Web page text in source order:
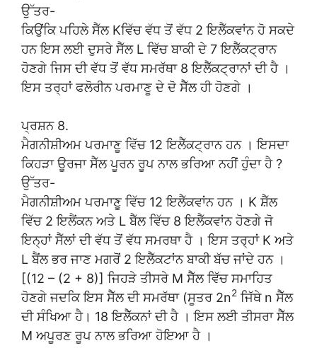
ਉੱਤਰ-
ਕਿਉਂਕਿ ਪਹਿਲੇ ਸੈੱਲ Kਵਿੱਚ ਵੱਧ ਤੋਂ ਵੱਧ 2 ਇਲੈੱਕਵਾਂਨ ਹੋ ਸਕਦੇ
ਹਨ ਇਸ ਲਈ ਦੁਸਰੇ ਸੈੱਲ L ਵਿੱਚ ਬਾਕੀ ਦੇ 7 ਇਲੈੱਕਟ੍ਰਾਨ
ਹੋਣਗੇ ਜਿਸ ਦੀ ਵੱਧ ਤੋਂ ਵੱਧ ਸਮਰੱਥਾ 8 ਇਲੈੱਕਟ੍ਰਾਨਾਂ ਦੀ ਹੈ ।
ਇਸ ਤਰ੍ਹਾਂ ਫਲੋਰੀਨ ਪਰਮਾਣੂ ਦੇ ਦੋ ਸੈੱਲ ਹੀ ਹੋਣਗੇ ।
ਪ੍ਰਸ਼ਨ 8.
ਮੈਗਨੀਸ਼ੀਅਮ ਪਰਮਾਣੂ ਵਿੱਚ 12 ਇਲੈੱਕਟ੍ਰਾਨ ਹਨ । ਇਸਦਾ
ਕਿਹੜਾ ਊਰਜਾ ਸੈੱਲ ਪੂਰਨ ਰੂਪ ਨਾਲ ਭਰਿਆ ਨਹੀਂ ਹੁੰਦਾ ਹੈ ?
ਉੱਤਰ-
ਮੈਗਨੀਸ਼ੀਅਮ ਪਰਮਾਣੂ ਵਿੱਚ 12 ਇਲੈੱਕਵਾਂਨ ਹਨ । K ਸ਼ੈੱਲ
ਵਿੱਚ 2 ਇਲੈਂਕਨ ਅਤੇ L ਬੈੱਲ ਵਿੱਚ 8 ਇਲੈੱਕਵਾਂਨ ਹੋਣਗੇ ਜੋ
ਇਨ੍ਹਾਂ ਸੈੱਲਾਂ ਦੀ ਵੱਧ ਤੋਂ ਵੱਧ ਸਮਰਥਾ ਹੈ । ਇਸ ਤਰ੍ਹਾਂ K ਅਤੇ
L ਬੈਂਲ ਭਰ ਜਾਣ ਮਗਰੋਂ 2 ਇਲੈੱਕਟਾਂਨ ਬਾਕੀ ਬੱਚ ਜਾਂਦੇ ਹਨ ।
[(12 – (2 + 8)] ਜਿਹੜੇ ਤੀਸਰੇ M ਸੈੱਲ ਵਿੱਚ ਸਮਾਹਿਤ
ਹੋਣਗੇ ਜਦਕਿ ਇਸ ਸੈੱਲ ਦੀ ਸਮਰੱਥਾ (ਸੂਤਰ 2n2 ਜਿੱਥੇ n ਸੈੱਲ
ਦੀ ਸੰਖਿਆ ਹੈ। 18 ਇਲੈੱਕਨਾਂ ਦੀ ਹੈ । ਇਸ ਲਈ ਤੀਸਰਾ ਸੈੱਲ
M ਅਪੂਰਣ ਰੂਪ ਨਾਲ ਭਰਿਆ ਹੋਇਆ ਹੈ ।